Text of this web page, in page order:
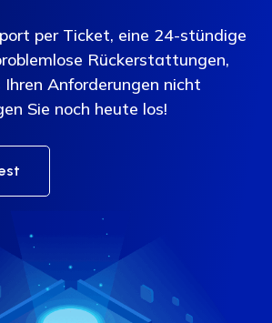
per Ticket, eine 24-stündige
Rückerstattungen,
Anforderungen nicht
Sie noch heute los!